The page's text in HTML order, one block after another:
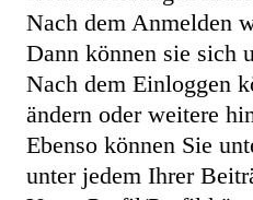
Nach dem Anmelden
Dann können sie sich
Nach dem Einloggen
ändern oder weitere
Ebenso können Sie
unter jedem Ihrer